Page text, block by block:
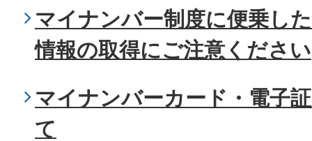
マイナンバー制度に便乗し
情報の取得にご注意ください
マイナンバーカード・電子
て